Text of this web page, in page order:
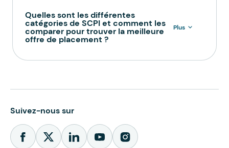
Quelles sont les différentes
catégories de SCPI et comment les
comparer pour trouver la meilleure
offre de placement ?
Plus
Suivez-nous sur